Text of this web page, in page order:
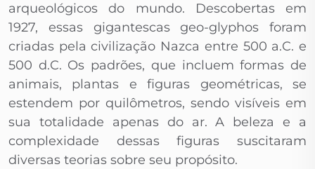
arqueológicos do mundo. Descobertas em
1927, essas gigantescas geo-glyphos foram
criadas pela civilização Nazca entre 500 a.C. e
500 d.C. Os padrões, que incluem formas de
animais, plantas e figuras geométricas, se
estendem por quilômetros, sendo visíveis em
sua totalidade apenas do ar. A beleza e a
complexidade dessas figuras suscitaram
diversas teorias sobre seu propósito.